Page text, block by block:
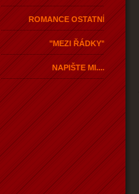
ROMANCE OSTATNÍ
"MEZI ŘÁDKY"
NAPIŠTE MI....